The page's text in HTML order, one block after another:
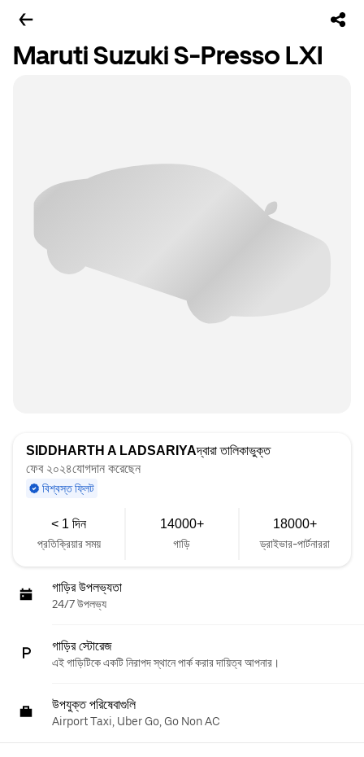
Maruti Suzuki S-Presso LXI
SIDDHARTH A LADSARIYAদ্বারা তালিকাভুক্ত
ফেব ২০২৪যোগদান করেছেন
বিশ্বস্ত ফ্লিট
< 1 দিন
প্রতিক্রিয়ার সময়
14000+
গাড়ি
18000+
ড্রাইভার-পার্টনাররা
গাড়ির উপলভ্যতা
24/7 উপলভ্য
গাড়ির স্টোরেজ
এই গাড়িটিকে একটি নিরাপদ স্থানে পার্ক করার দায়িত্ব আপনার।
উপযুক্ত পরিষেবাগুলি
Airport Taxi, Uber Go, Go Non AC